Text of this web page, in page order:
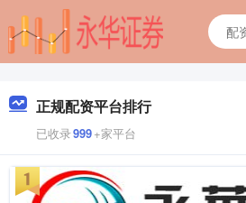
正规配资平台排行
已收录999+家平台